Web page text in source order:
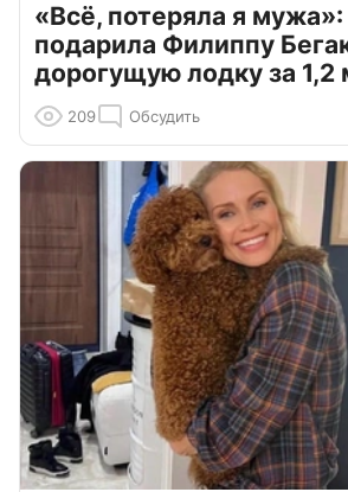
«Всё, потеряла я
подарила Филиппу
дорогущую лодку за 1,2
209 Обсудить